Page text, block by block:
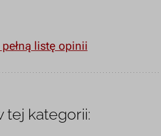
listę opinii
tej kategorii: